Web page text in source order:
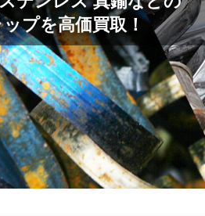
要な金属スクラップ
に伺います。